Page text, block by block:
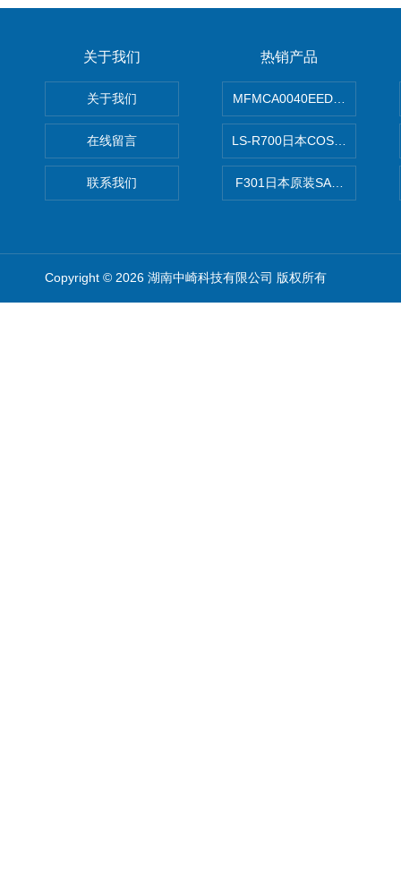
关于我们
关于我们
在线留言
联系我们
热销产品
MFMCA0040EED-H日本
LS-R700日本COSMO科斯莫
F301日本原装SANAI三爱旋
Copyright © 2026 湖南中崎科技有限公司 版权所有